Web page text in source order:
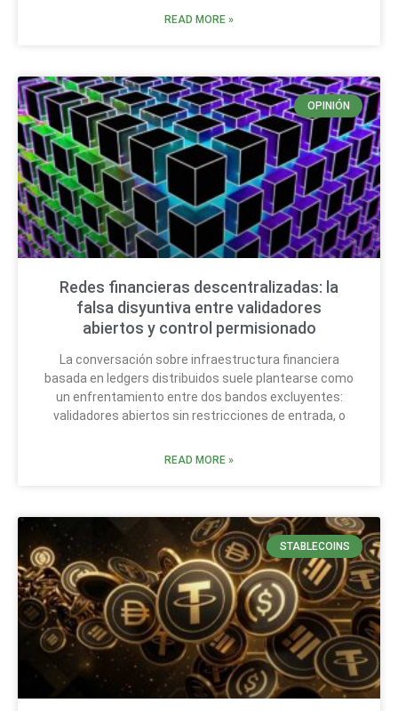
READ MORE »
OPINIÓN
Redes financieras descentralizadas: la
falsa disyuntiva entre validadores
abiertos y control permisionado
La conversación sobre infraestructura financiera
basada en ledgers distribuidos suele plantearse como
un enfrentamiento entre dos bandos excluyentes:
validadores abiertos sin restricciones de entrada, o
READ MORE »
STABLECOINS